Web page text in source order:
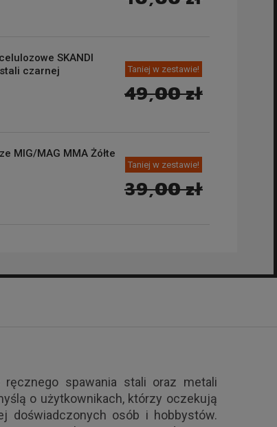
SKANDI
czarnej
49,00 zł
Taniej w zestawie!
MIG/MAG MMA Żółte
39,00 zł
Taniej w zestawie!
spawania stali oraz metali
o użytkownikach, którzy oczekują
doświadczonych osób i hobbystów.